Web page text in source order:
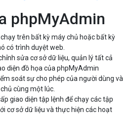
phpMyAdmin
trên bất kỳ máy chủ hoặc bất kỳ
có trình duyệt web.
sửa cơ sở dữ liệu, quản lý tất cả
diện đồ họa của phpMyAdmin
soát sự cho phép của người dùng và
cùng một lúc.
giao diện tập lệnh để chạy các tập
cơ sở dữ liệu và thực hiện các hoạt